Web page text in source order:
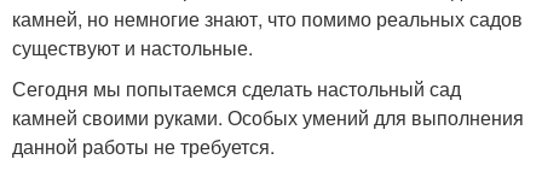
камней, но немногие знают, что помимо реальных садов
существуют и настольные.
Сегодня мы попытаемся сделать настольный сад
камней своими руками. Особых умений для выполнения
данной работы не требуется.